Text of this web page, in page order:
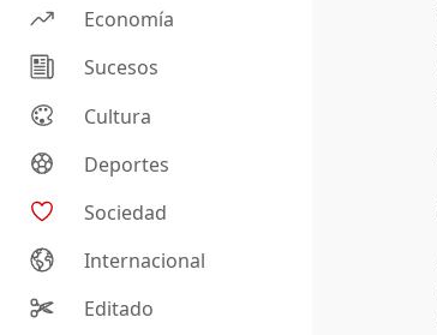
Economía
Sucesos
Cultura
Deportes
Sociedad
Internacional
Editado